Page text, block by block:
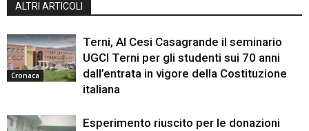
ALTRI ARTICOLI
Cronaca
Terni, Al Cesi Casagrande il seminario
UGCI Terni per gli studenti sui 70 anni
dall’entrata in vigore della Costituzione
italiana
Esperimento riuscito per le donazioni